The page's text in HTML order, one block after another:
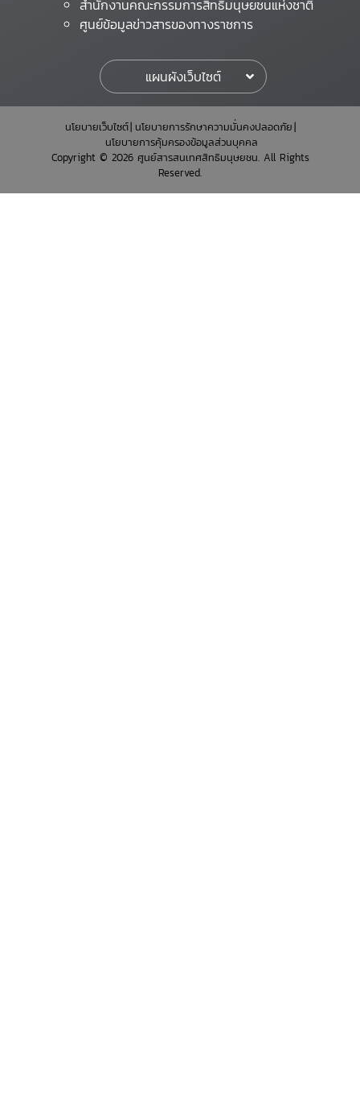
สำนักงานคณะกรรมการสิทธิมนุษยชนแห่งชาติ
ศูนย์ข้อมูลข่าวสารของทางราชการ
แผนผังเว็บไซต์
นโยบายเว็บไซต์ นโยบายการรักษาความมั่นคงปลอดภัย
นโยบายการคุ้มครองข้อมูลส่วนบุคคล
Copyright © 2026 ศูนย์สารสนเทศสิทธิมนุษยชน. All Rights
Reserved.